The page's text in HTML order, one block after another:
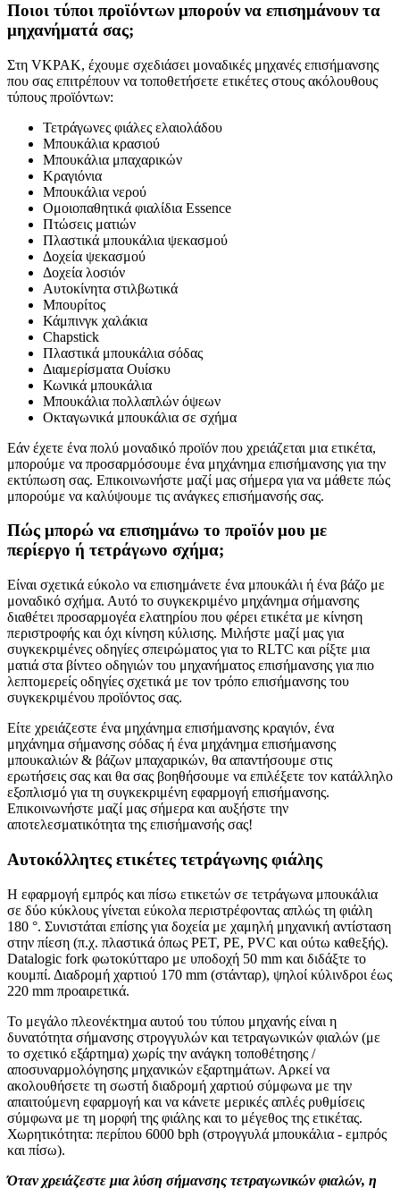
Ποιοι τύποι προϊόντων μπορούν να επισημάνουν τα
μηχανήματά σας;
Στη VKPAK, έχουμε σχεδιάσει μοναδικές μηχανές επισήμανσης
που σας επιτρέπουν να τοποθετήσετε ετικέτες στους ακόλουθους
τύπους προϊόντων:
Τετράγωνες φιάλες ελαιολάδου
Μπουκάλια κρασιού
Μπουκάλια μπαχαρικών
Κραγιόνια
Μπουκάλια νερού
Ομοιοπαθητικά φιαλίδια Essence
Πτώσεις ματιών
Πλαστικά μπουκάλια ψεκασμού
Δοχεία ψεκασμού
Δοχεία λοσιόν
Αυτοκίνητα στιλβωτικά
Μπουρίτος
Κάμπινγκ χαλάκια
Chapstick
Πλαστικά μπουκάλια σόδας
Διαμερίσματα Ουίσκυ
Κωνικά μπουκάλια
Μπουκάλια πολλαπλών όψεων
Οκταγωνικά μπουκάλια σε σχήμα
Εάν έχετε ένα πολύ μοναδικό προϊόν που χρειάζεται μια ετικέτα,
μπορούμε να προσαρμόσουμε ένα μηχάνημα επισήμανσης για την
εκτύπωση σας. Επικοινωνήστε μαζί μας σήμερα για να μάθετε πώς
μπορούμε να καλύψουμε τις ανάγκες επισήμανσής σας.
Πώς μπορώ να επισημάνω το προϊόν μου με
περίεργο ή τετράγωνο σχήμα;
Είναι σχετικά εύκολο να επισημάνετε ένα μπουκάλι ή ένα βάζο με
μοναδικό σχήμα. Αυτό το συγκεκριμένο μηχάνημα σήμανσης
διαθέτει προσαρμογέα ελατηρίου που φέρει ετικέτα με κίνηση
περιστροφής και όχι κίνηση κύλισης. Μιλήστε μαζί μας για
συγκεκριμένες οδηγίες σπειρώματος για το RLTC και ρίξτε μια
ματιά στα βίντεο οδηγιών του μηχανήματος επισήμανσης για πιο
λεπτομερείς οδηγίες σχετικά με τον τρόπο επισήμανσης του
συγκεκριμένου προϊόντος σας.
Είτε χρειάζεστε ένα μηχάνημα επισήμανσης κραγιόν, ένα
μηχάνημα σήμανσης σόδας ή ένα μηχάνημα επισήμανσης
μπουκαλιών & βάζων μπαχαρικών, θα απαντήσουμε στις
ερωτήσεις σας και θα σας βοηθήσουμε να επιλέξετε τον κατάλληλο
εξοπλισμό για τη συγκεκριμένη εφαρμογή επισήμανσης.
Επικοινωνήστε μαζί μας σήμερα και αυξήστε την
αποτελεσματικότητα της επισήμανσής σας!
Αυτοκόλλητες ετικέτες τετράγωνης φιάλης
Η εφαρμογή εμπρός και πίσω ετικετών σε τετράγωνα μπουκάλια
σε δύο κύκλους γίνεται εύκολα περιστρέφοντας απλώς τη φιάλη
180 °. Συνιστάται επίσης για δοχεία με χαμηλή μηχανική αντίσταση
στην πίεση (π.χ. πλαστικά όπως PET, PE, PVC και ούτω καθεξής).
Datalogic fork φωτοκύτταρο με υποδοχή 50 mm και διδάξτε το
κουμπί. Διαδρομή χαρτιού 170 mm (στάνταρ), ψηλοί κύλινδροι έως
220 mm προαιρετικά.
Το μεγάλο πλεονέκτημα αυτού του τύπου μηχανής είναι η
δυνατότητα σήμανσης στρογγυλών και τετραγωνικών φιαλών (με
το σχετικό εξάρτημα) χωρίς την ανάγκη τοποθέτησης /
αποσυναρμολόγησης μηχανικών εξαρτημάτων. Αρκεί να
ακολουθήσετε τη σωστή διαδρομή χαρτιού σύμφωνα με την
απαιτούμενη εφαρμογή και να κάνετε μερικές απλές ρυθμίσεις
σύμφωνα με τη μορφή της φιάλης και το μέγεθος της ετικέτας.
Χωρητικότητα: περίπου 6000 bph (στρογγυλά μπουκάλια - εμπρός
και πίσω).
Όταν χρειάζεστε μια λύση σήμανσης τετραγωνικών φιαλών, η